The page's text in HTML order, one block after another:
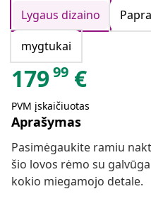
Lygaus dizaino
mygtukai
17999 €
PVM įskaičiuotas
Aprašymas
Pasimėgaukite ramiu
šio lovos rėmo su
kokio miegamojo detale.